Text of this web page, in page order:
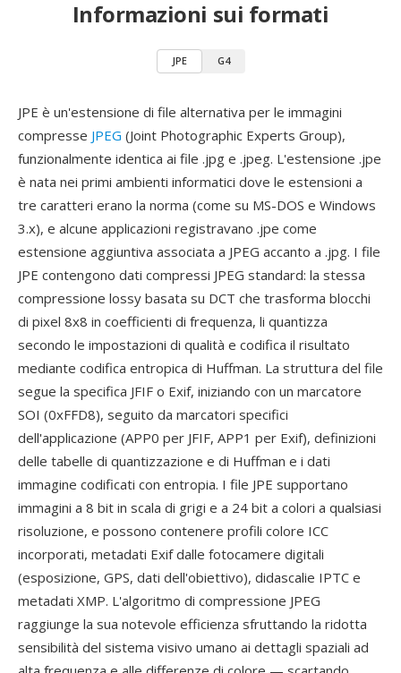
Informazioni sui formati
JPE G4
JPE è un'estensione di file alternativa per le immagini
compresse JPEG (Joint Photographic Experts Group),
funzionalmente identica ai file .jpg e .jpeg. L'estensione .jpe
è nata nei primi ambienti informatici dove le estensioni a
tre caratteri erano la norma (come su MS-DOS e Windows
3.x), e alcune applicazioni registravano .jpe come
estensione aggiuntiva associata a JPEG accanto a .jpg. I file
JPE contengono dati compressi JPEG standard: la stessa
compressione lossy basata su DCT che trasforma blocchi
di pixel 8x8 in coefficienti di frequenza, li quantizza
secondo le impostazioni di qualità e codifica il risultato
mediante codifica entropica di Huffman. La struttura del file
segue la specifica JFIF o Exif, iniziando con un marcatore
SOI (0xFFD8), seguito da marcatori specifici
dell'applicazione (APP0 per JFIF, APP1 per Exif), definizioni
delle tabelle di quantizzazione e di Huffman e i dati
immagine codificati con entropia. I file JPE supportano
immagini a 8 bit in scala di grigi e a 24 bit a colori a qualsiasi
risoluzione, e possono contenere profili colore ICC
incorporati, metadati Exif dalle fotocamere digitali
(esposizione, GPS, dati dell'obiettivo), didascalie IPTC e
metadati XMP. L'algoritmo di compressione JPEG
raggiunge la sua notevole efficienza sfruttando la ridotta
sensibilità del sistema visivo umano ai dettagli spaziali ad